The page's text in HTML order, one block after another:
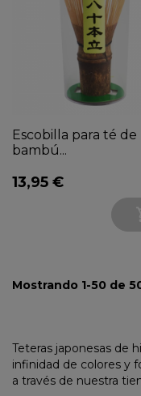
Escobilla para té de
bambú...
13,95 €
Mostrando 1-50 de
Teteras japonesas de
infinidad de colores y
a través de nuestra